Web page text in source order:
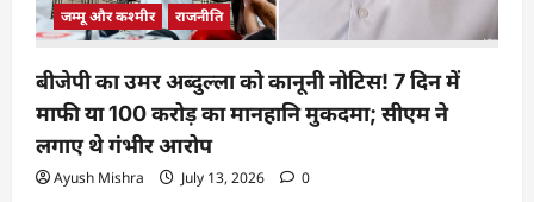
जम्मू और कश्मीर राजनीति
बीजेपी का उमर अब्दुल्ला को कानूनी नोटिस! 7 दिन में
माफी या 100 करोड़ का मानहानि मुकदमा; सीएम ने
लगाए थे गंभीर आरोप
Ayush Mishra July 13, 2026 0